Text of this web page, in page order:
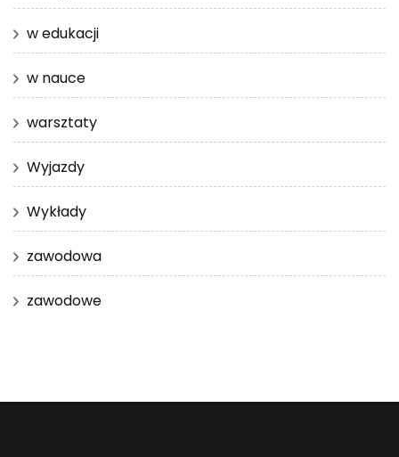
w edukacji
w nauce
warsztaty
Wyjazdy
Wykłady
zawodowa
zawodowe